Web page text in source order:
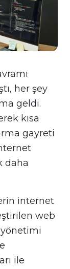
her şey
geldi.
kısa
gayreti
daha
internet
web
ile